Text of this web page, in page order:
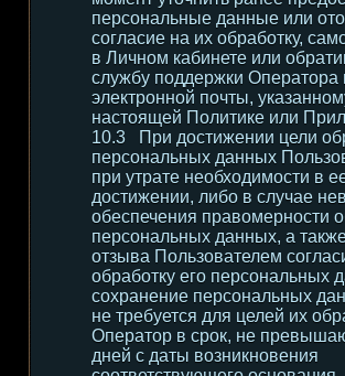
персональные данные или
согласие на их обработку,
в Личном кабинете или
службу поддержки Оператора
электронной почты,
настоящей Политике или
При достижении цели
персональных данных
при утрате необходимости в
достижении, либо в случае
обеспечения правомерности
персональных данных, а
отзыва Пользователем
обработку его персональных
сохранение персональных
не требуется для целей их
Оператор в срок, не
дней с даты возникновения